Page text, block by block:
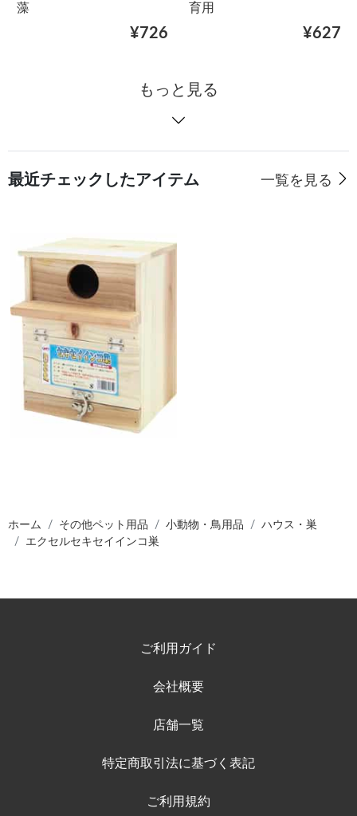
藻
¥726
育用
¥627
もっと見る
最近チェックしたアイテム 一覧を見る
ホーム その他ペット用品 小動物・鳥用品
ハウス・巣
エクセルセキセイインコ巣
ご利用ガイド
会社概要
店舗一覧
特定商取引法に基づく表記
ご利用規約